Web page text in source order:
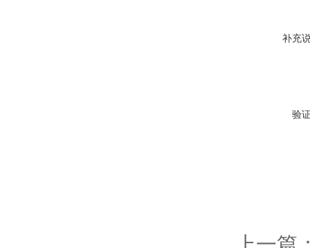
补充
验